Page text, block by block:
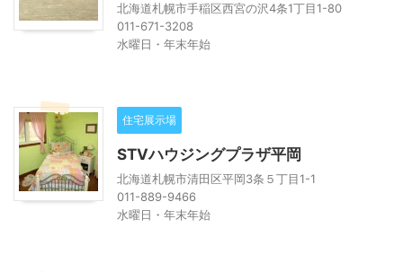
北海道札幌市手稲区西宮の沢4条1丁目1-80
011-671-3208
水曜日・年末年始
住宅展示場
STVハウジングプラザ平岡
北海道札幌市清田区平岡3条５丁目1-1
011-889-9466
水曜日・年末年始